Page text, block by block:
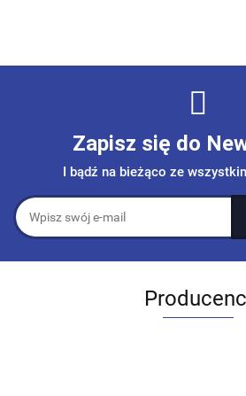
Zapisz się do
I bądź na bieżąco ze